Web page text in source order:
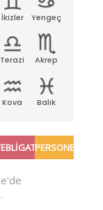
İkizler Yengeç
Terazi Akrep
Kova Balık